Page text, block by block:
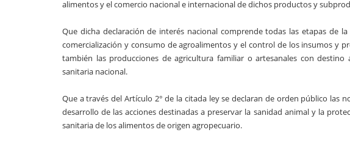
alimentos y el comercio nacional e internacional de dichos productos y
Que dicha declaración de interés nacional comprende todas las etapas de
comercialización y consumo de agroalimentos y el control de los insumos y
también las producciones de agricultura familiar o artesanales con
sanitaria nacional.
Que a través del Artículo 2° de la citada ley se declaran de orden público las
desarrollo de las acciones destinadas a preservar la sanidad animal y la
sanitaria de los alimentos de origen agropecuario.